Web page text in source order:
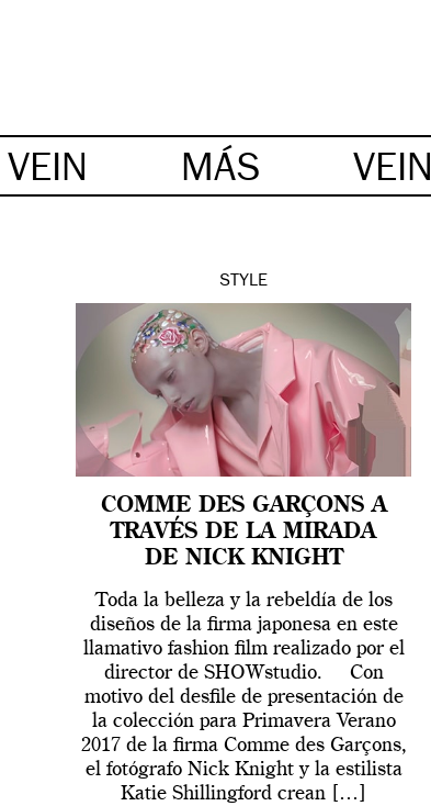
VEIN MÁS VEIN
STYLE
COMME DES GARÇONS A
TRAVÉS DE LA MIRADA
DE NICK KNIGHT
Toda la belleza y la rebeldía de los
diseños de la firma japonesa en este
llamativo fashion film realizado por el
director de SHOWstudio. Con
motivo del desfile de presentación de
la colección para Primavera Verano
2017 de la firma Comme des Garçons,
el fotógrafo Nick Knight y la estilista
Katie Shillingford crean […]